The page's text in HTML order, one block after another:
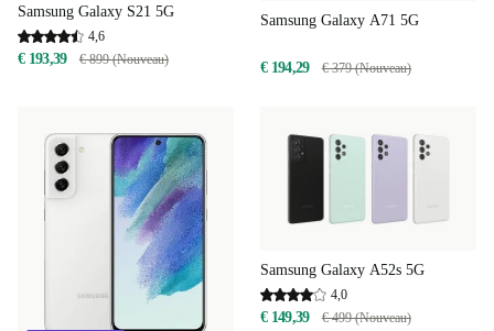
Samsung Galaxy S21 5G
4,6
€ 193,39 € 899 (Nouveau)
Samsung Galaxy A71 5G
€ 194,29 € 379 (Nouveau)
Samsung Galaxy A52s 5G
4,0
€ 149,39 € 499 (Nouveau)